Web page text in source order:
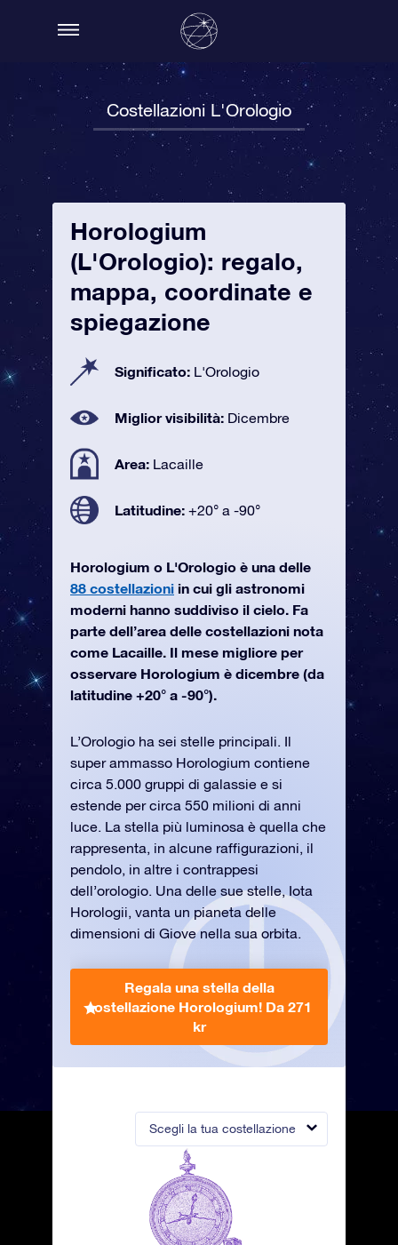
Costellazioni L'Orologio
Scegli la tua costellazione
Horologium
(L'Orologio): regalo,
mappa, coordinate e
spiegazione
Significato: L'Orologio
Miglior visibilità: Dicembre
Area: Lacaille
Latitudine: +20° a -90°
Horologium o L'Orologio è una delle
88 costellazioni in cui gli astronomi
moderni hanno suddiviso il cielo. Fa
parte dell’area delle costellazioni nota
come Lacaille. Il mese migliore per
osservare Horologium è dicembre (da
latitudine +20° a -90°).
L’Orologio ha sei stelle principali. Il
super ammasso Horologium contiene
circa 5.000 gruppi di galassie e si
estende per circa 550 milioni di anni
luce. La stella più luminosa è quella che
rappresenta, in alcune raffigurazioni, il
pendolo, in altre i contrappesi
dell’orologio. Una delle sue stelle, Iota
Horologii, vanta un pianeta delle
dimensioni di Giove nella sua orbita.
Regala una stella della
costellazione Horologium! Da 271
kr